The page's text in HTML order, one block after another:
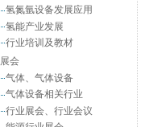
氢氮氩设备发展应用
氢能产业发展
行业培训及教材
展会
气体、气体设备
气体设备相关行业
行业展会、行业会议